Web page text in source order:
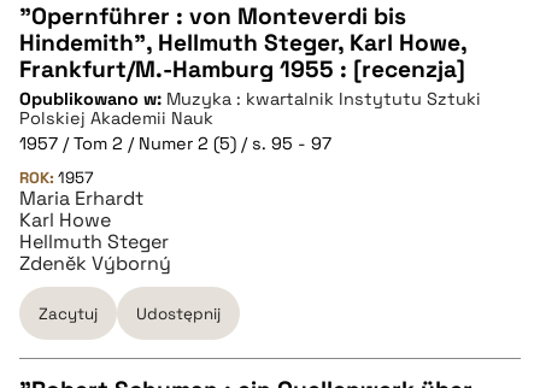
CZYSTY TEKST
pobierz cytat
BIBTEX
pobierz cytat
"Opernführer : von Monteverdi bis
Hindemith", Hellmuth Steger, Karl Howe,
Frankfurt/M.-Hamburg 1955 : [recenzja]
Opublikowano w: Muzyka : kwartalnik Instytutu Sztuki
Polskiej Akademii Nauk
1957 / Tom 2 / Numer 2 (5) / s. 95 - 97
ROK: 1957
Maria Erhardt
Karl Howe
Hellmuth Steger
Zdeněk Výborný
Zacytuj Udostępnij